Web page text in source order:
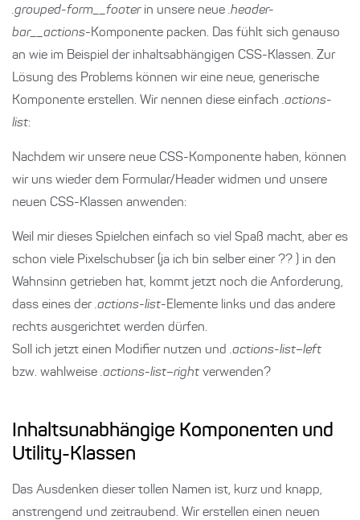
.grouped-form__footerin unsere neue .header-
bar__actions-Komponente packen. Das fühlt sich genauso
an wie im Beispiel der inhaltsabhängigen CSS-Klassen. Zur
Lösung des Problems können wir eine neue, generische
Komponente erstellen. Wir nennen diese einfach .actions-
list:
Nachdem wir unsere neue CSS-Komponente haben, können
wir uns wieder dem Formular/Header widmen und unsere
neuen CSS-Klassen anwenden:
Weil mir dieses Spielchen einfach so viel Spaß macht, aber es
schon viele Pixelschubser (ja ich bin selber einer ?‍? ) in den
Wahnsinn getrieben hat, kommt jetzt noch die Anforderung,
dass eines der.actions-list-Elemente links und das andere
rechts ausgerichtet werden dürfen.
Soll ich jetzt einen Modifier nutzen und .actions-list–left
bzw. wahlweise .actions-list–right verwenden?
Inhaltsunabhängige Komponenten und
Utility-Klassen
Das Ausdenken dieser tollen Namen ist, kurz und knapp,
anstrengend und zeitraubend. Wir erstellen einen neuen